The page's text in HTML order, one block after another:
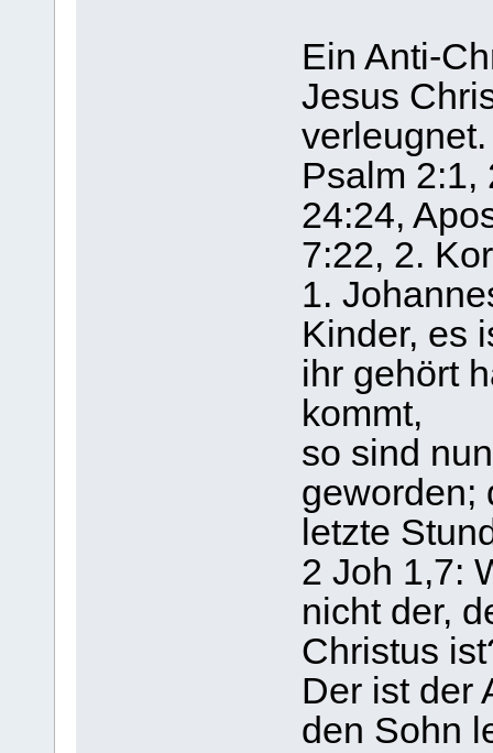
Ein Anti-
Jesus
verleugnet.
Psalm 2:1,
24:24,
7:22, 2.
1.
Kinder, es
ihr gehört
kommt,
so sind
geworden;
letzte
2 Joh 1,7:
nicht der,
Christus
Der ist der
den Sohn